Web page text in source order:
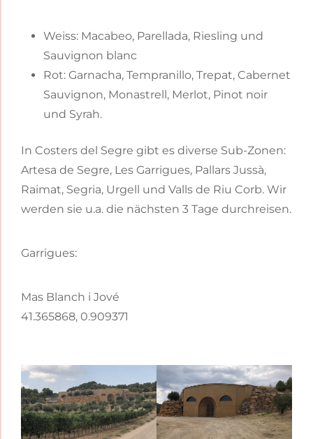
Weiss: Macabeo, Parellada, Riesling und
Sauvignon blanc
Rot: Garnacha, Tempranillo, Trepat, Cabernet
Sauvignon, Monastrell, Merlot, Pinot noir
und Syrah.
In Costers del Segre gibt es diverse Sub-Zonen:
Artesa de Segre, Les Garrigues, Pallars Jussà,
Raimat, Segria, Urgell und Valls de Riu Corb. Wir
werden sie u.a. die nächsten 3 Tage durchreisen.
Garrigues:
Mas Blanch i Jové
41.365868, 0.909371